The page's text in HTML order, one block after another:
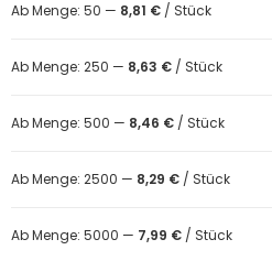
Ab Menge: 50 — 8,81 € / Stück
Ab Menge: 250 — 8,63 € / Stück
Ab Menge: 500 — 8,46 € / Stück
Ab Menge: 2500 — 8,29 € / Stück
Ab Menge: 5000 — 7,99 € / Stück